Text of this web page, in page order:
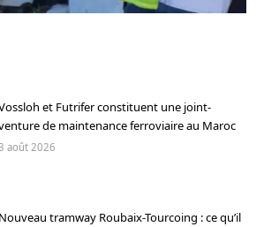
et Futrifer constituent une joint-
de maintenance ferroviaire au Maroc
août 2026
Nouveau tramway Roubaix-Tourcoing : ce qu’il